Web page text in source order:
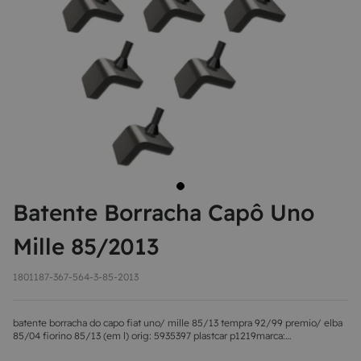
MAÇANETA
BOLA DE CÂMBIO
MÁQUINA DE VIDRO
Batente Borracha Capô Uno
Mille 85/2013
1801187-367-564-3-85-2013
batente borracha do capo fiat uno/ mille 85/13 tempra 92/99 premio/ elba
85/04 fiorino 85/13 (em l) orig: 5935397 plastcar p1219marca: